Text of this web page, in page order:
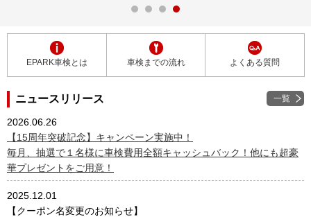
EPARK車検とは 車検までの流れ よくある質問
ニュースリリース 一覧
2026.06.26
【15周年突破記念】キャンペーン実施中！
毎月、抽選で１名様に車検費用全額キャッシュバック！他にも超豪
華プレゼントをご用意！
2025.12.01
【クーポン名変更のお知らせ】